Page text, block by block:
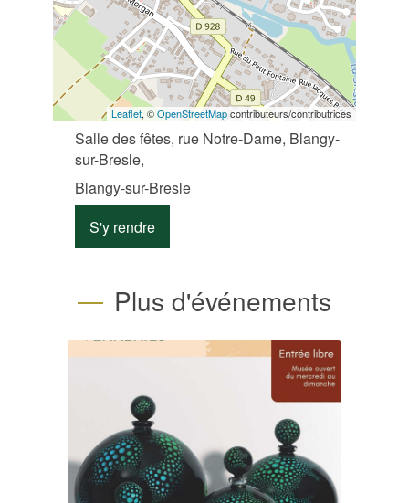
Leaflet, ©OpenStreetMapcontributeurs/contributrices
Salle des fêtes, rue Notre-Dame, Blangy-
sur-Bresle,
Blangy-sur-Bresle
S'y rendre
Plus d'événements